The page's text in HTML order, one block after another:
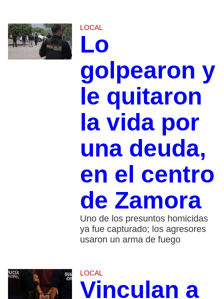
LOCAL
Lo
golpearon y
le quitaron
la vida por
una deuda,
en el centro
de Zamora
Uno de los presuntos homicidas
ya fue capturado; los agresores
usaron un arma de fuego
LOCAL
Vinculan a